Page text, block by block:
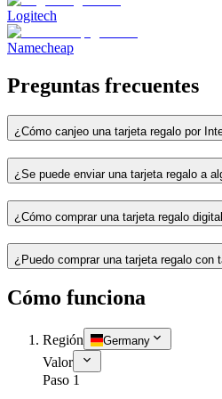
Logitech
Namecheap
Preguntas frecuentes
¿Cómo canjeo una tarjeta regalo por
¿Se puede enviar una tarjeta regalo a
¿Cómo comprar una tarjeta regalo
¿Puedo comprar una tarjeta regalo con
Cómo funciona
Región Germany
Valor
Paso 1